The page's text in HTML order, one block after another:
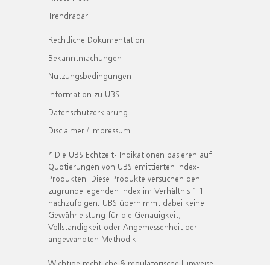
Trendradar
Rechtliche Dokumentation
Bekanntmachungen
Nutzungsbedingungen
Information zu UBS
Datenschutzerklärung
Disclaimer / Impressum
* Die UBS Echtzeit- Indikationen basieren auf
Quotierungen von UBS emittierten Index-
Produkten. Diese Produkte versuchen den
zugrundeliegenden Index im Verhältnis 1:1
nachzufolgen. UBS übernimmt dabei keine
Gewährleistung für die Genauigkeit,
Vollständigkeit oder Angemessenheit der
angewandten Methodik.